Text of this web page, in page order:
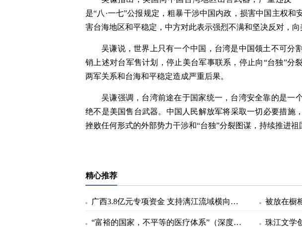
是“八·一七”公报规定，粗暴干涉中国内政，损害中国主权
害台海地区和平稳定，中方对此表示强烈不满和坚决反对，向
吴谦说，世界上只有一个中国，台湾是中国领土不可分
销上述对台军售计划，停止美台军事联系，停止向“台独”分
两军关系和台海和平稳定造成严重后果。
吴谦强调，台湾前途在于国家统一，台湾安全靠的是一
绝不是美国售台武器。中国人民解放军将采取一切必要措施
挫败任何形式的外部势力干涉和“台独”分裂图谋，持续推进祖
精心推荐
广西3.8亿元专项资金 支持漓江流域横向生态补偿
“富裕的国家，不平等的医疗体系”（深度观察） 珠江文学